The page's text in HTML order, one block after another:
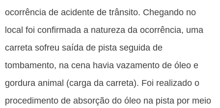
ocorrência de acidente de trânsito. Chegando no
local foi confirmada a natureza da ocorrência, uma
carreta sofreu saída de pista seguida de
tombamento, na cena havia vazamento de óleo e
gordura animal (carga da carreta). Foi realizado o
procedimento de absorção do óleo na pista por meio